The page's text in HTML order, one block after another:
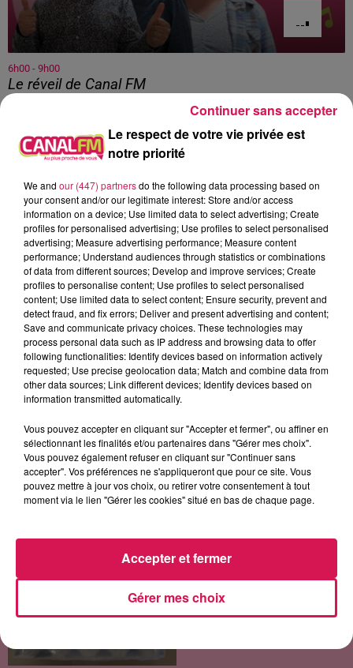
6h00 - 9h00
Le réveil de Canal FM
7h11
7h11
OFENBACH, STARSAILOR
Four To The Floor
7h06
7h06
VISAGE
Fade To Grey
7h03
7h03
BRUNO MARS
On My Soul
LES ARTICLES LES PLUS CONSULTÉS
D'ORAGES CE LUNDI EN
SAMBRE-AVESNOIS-
THIÉRACHE
Un temps typiquement estival
et changeant concerne nos
d'averses orageuses...
PROCÈDE AU RAPPEL DE
BOÎTES D'ŒUFS
En raison d'une suspicion de
contamination à la salmonelle,
vente plusieurs lots d'œufs
Le respect de votre vie privée est
notre priorité
We and our (447) partnersdo the following data processing based on
your consent and/or our legitimate interest: Store and/or access
information on a device; Use limited data to select advertising; Create
profiles for personalised advertising; Use profiles to select personalised
advertising; Measure advertising performance; Measure content
performance; Understand audiences through statistics or combinations
of data from different sources; Develop and improve services; Create
profiles to personalise content; Use profiles to select personalised
content; Use limited data to select content; Ensure security, prevent and
detect fraud, and fix errors; Deliver and present advertising and content;
Save and communicate privacy choices. These technologies may
process personal data such as IP address and browsing data to offer
following functionalities: Identify devices based on information actively
requested; Use precise geolocation data; Match and combine data from
other data sources; Link different devices; Identify devices based on
information transmitted automatically.
Vous pouvez accepter en cliquant sur "Accepter et fermer", ou affiner en
sélectionnant les finalités et/ou partenaires dans "Gérer mes choix".
Vous pouvez également refuser en cliquant sur "Continuer sans
accepter". Vos préférences ne s'appliqueront que pour ce site. Vous
pouvez mettre à jour vos choix, ou retirer votre consentement à tout
moment via le lien "Gérer les cookies" situé en bas de chaque page.
Gérer mes choix
Accepter et fermer
Continuer sans accepter